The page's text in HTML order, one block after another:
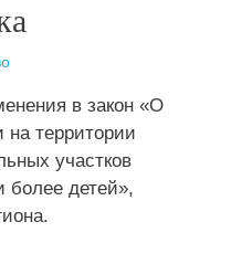
в закон «О
на территории
участков
детей»,